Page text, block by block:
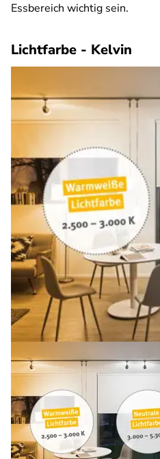
Essbereich wichtig sein.
Lichtfarbe - Kelvin